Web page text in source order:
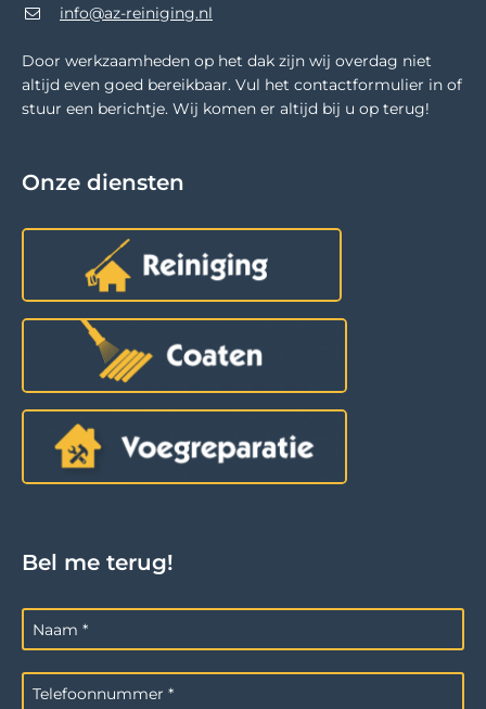
info@az-reiniging.nl
Door werkzaamheden op het dak zijn wij overdag niet
altijd even goed bereikbaar. Vul het contactformulier in of
stuur een berichtje. Wij komen er altijd bij u op terug!
Onze diensten
Bel me terug!